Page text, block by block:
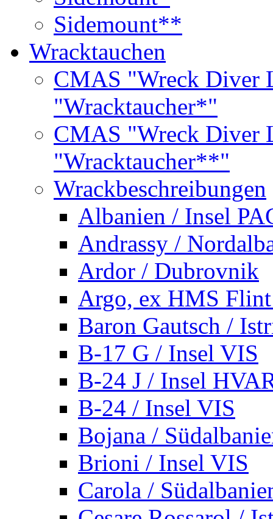
Sidemount**
Wracktauchen
CMAS "Wreck Diver
"Wracktaucher*"
CMAS "Wreck Diver
"Wracktaucher**"
Wrackbeschreibungen
Albanien / Insel
Andrassy /
Ardor / Dubrovnik
Argo, ex HMS
Baron Gautsch /
B-17 G / Insel VIS
B-24 J / Insel
B-24 / Insel VIS
Bojana /
Brioni / Insel VIS
Carola /